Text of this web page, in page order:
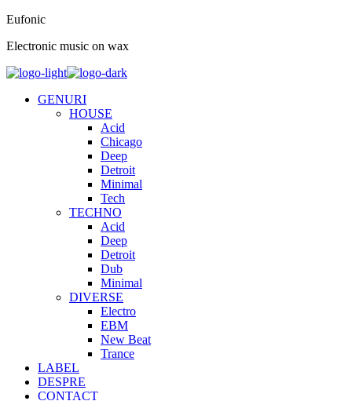
Eufonic
Electronic music on wax
GENURI
HOUSE
Acid
Chicago
Deep
Detroit
Minimal
Tech
TECHNO
Acid
Deep
Detroit
Dub
Minimal
DIVERSE
Electro
EBM
New Beat
Trance
LABEL
DESPRE
CONTACT